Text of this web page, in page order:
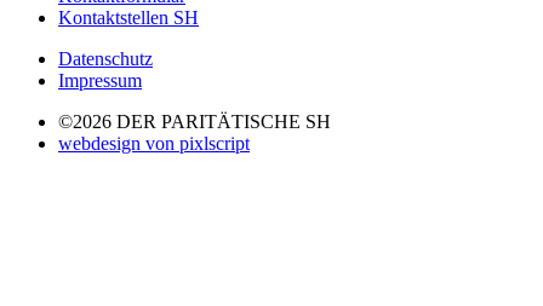
Kontaktstellen SH
Datenschutz
Impressum
©2026 DER PARITÄTISCHE SH
webdesign von pixlscript